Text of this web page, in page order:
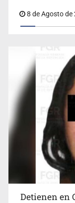
8 de Agosto de
Detienen en